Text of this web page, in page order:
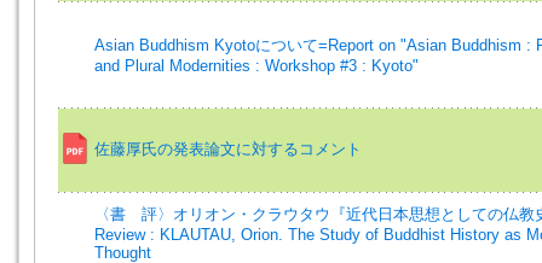
Asian Buddhism Kyotoについて=Report on "Asian Buddhism :
and Plural Modernities : Workshop #3 : Kyoto"
佐藤厚氏の発表論文に対するコメント
〈書 評〉オリオン・クラウタウ『近代日本思想としての仏教
Review : KLAUTAU, Orion. The Study of Buddhist History as
Thought